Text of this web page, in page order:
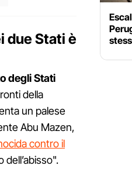
due Stati è
degli Stati
della
un palese
Abu Mazen,
contro il
dell’abisso".